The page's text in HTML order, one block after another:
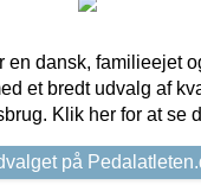
en dansk, familieejet
et bredt udvalg af
Klik her for at se
på